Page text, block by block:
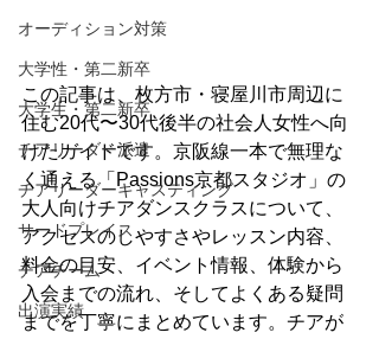
オーディション対策
大学性・第二新卒
大学生・第二新卒
チアリーダー派遣
チアリーダーキャスティング
サードプレイス
チアチーム
出演実績
この記事は、枚方市・寝屋川市周辺に
住む20代〜30代後半の社会人女性へ向
けたガイドです。京阪線一本で無理な
く通える「Passions京都スタジオ」の
大人向けチアダンスクラスについて、
アクセスのしやすさやレッスン内容、
料金の目安、イベント情報、体験から
入会までの流れ、そしてよくある疑問
までを丁寧にまとめています。チアが